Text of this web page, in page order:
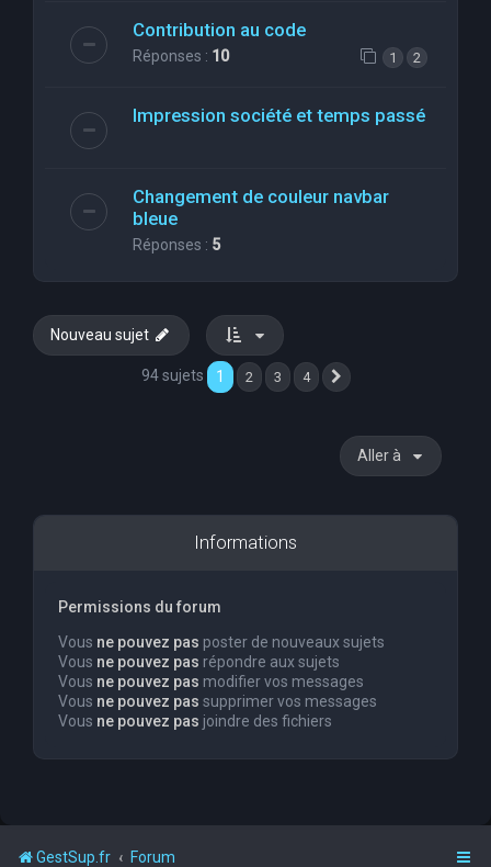
Contribution au code
Réponses : 10 1 2
Impression société et temps passé
Changement de couleur navbar
bleue
Réponses : 5
Nouveau sujet
94 sujets 1 2 3 4
Aller à
Informations
Permissions du forum
Vous ne pouvez pas poster de nouveaux sujets
Vous ne pouvez pas répondre aux sujets
Vous ne pouvez pas modifier vos messages
Vous ne pouvez pas supprimer vos messages
Vous ne pouvez pas joindre des fichiers
GestSup.fr Forum